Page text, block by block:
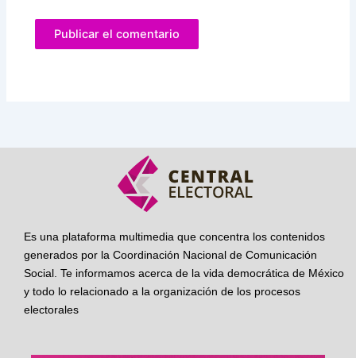
Es una plataforma multimedia que concentra los contenidos
generados por la Coordinación Nacional de Comunicación
Social. Te informamos acerca de la vida democrática de México
y todo lo relacionado a la organización de los procesos
electorales